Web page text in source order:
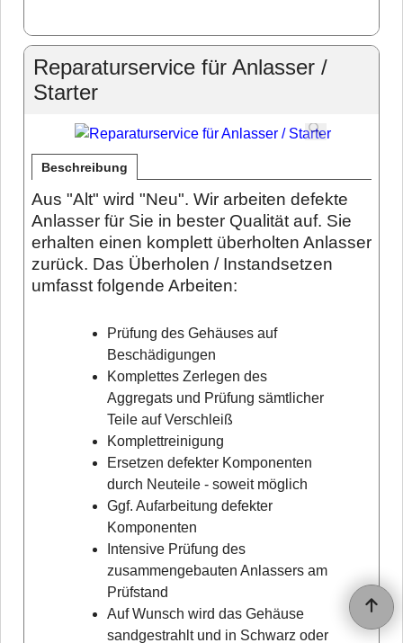
Reparaturservice für Anlasser /
Starter
Beschreibung
Aus "Alt" wird "Neu". Wir arbeiten defekte
Anlasser für Sie in bester Qualität auf. Sie
erhalten einen komplett überholten Anlasser
zurück. Das Überholen / Instandsetzen
umfasst folgende Arbeiten:
Prüfung des Gehäuses auf
Beschädigungen
Komplettes Zerlegen des
Aggregats und Prüfung sämtlicher
Teile auf Verschleiß
Komplettreinigung
Ersetzen defekter Komponenten
durch Neuteile - soweit möglich
Ggf. Aufarbeitung defekter
Komponenten
Intensive Prüfung des
zusammengebauten Anlassers am
Prüfstand
Auf Wunsch wird das Gehäuse
sandgestrahlt und in Schwarz oder